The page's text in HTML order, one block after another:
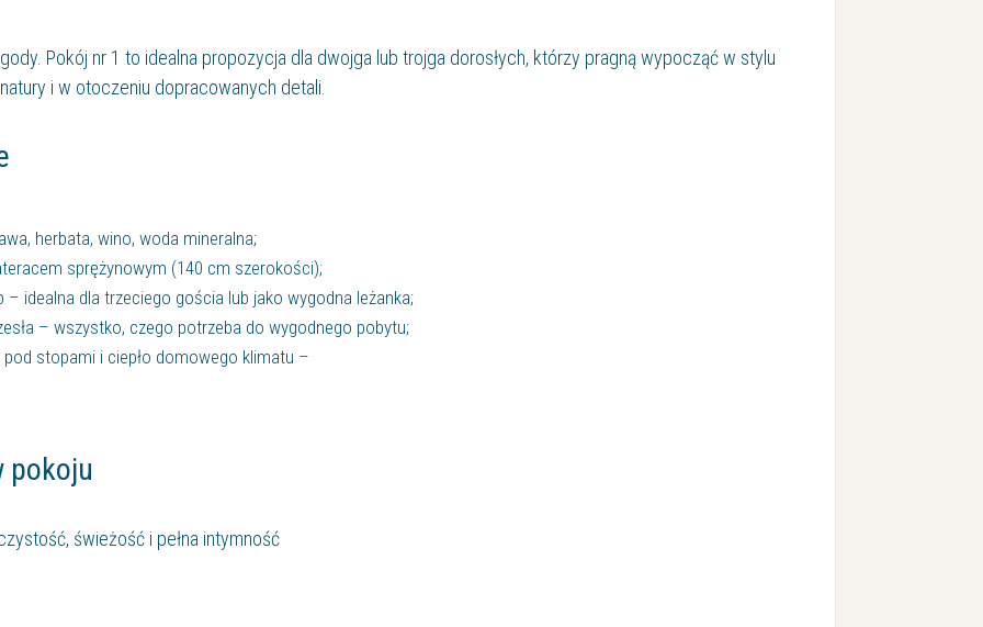
Pokój nr 1 to idealna propozycja dla dwojga lub trojga dorosłych, którzy pragną wypocząć w stylu
i w otoczeniu dopracowanych detali.
herbata, wino, woda mineralna;
sprężynowym (140 cm szerokości);
– idealna dla trzeciego gościa lub jako wygodna leżanka;
– wszystko, czego potrzeba do wygodnego pobytu;
stopami i ciepło domowego klimatu –
pokoju
świeżość i pełna intymność